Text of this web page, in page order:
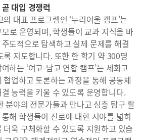
대입 경쟁력
대표 프로그램인 ‘누리어울 캠프’는
로 운영되며, 학생들이 교과 지식을 바
도적으로 탐색하고 실제 문제를 해결
지도합니다. 또한 한 학기 약 300명
하는 ‘여고-남고 연합 캠프’는 세화고
협업하고 토론하는 과정을 통해 공동체
능력을 키울 수 있도록 운영합니다.
분야의 전문가들과 만나고 심층 탐구 활
해 학생들이 진로에 대한 시야를 넓히
더욱 구체화할 수 있도록 지원하고 있습